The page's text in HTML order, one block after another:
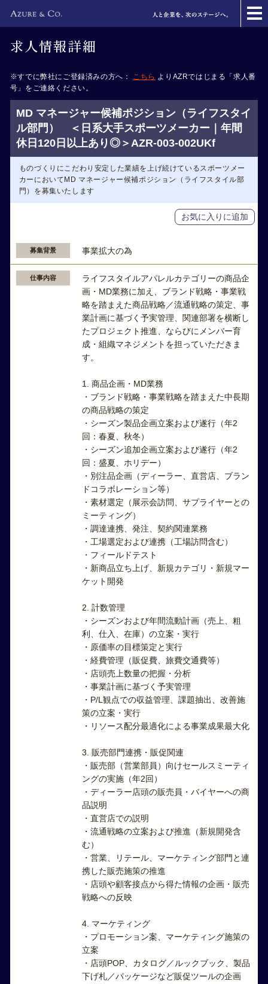
求人情報詳細
※すでに弊社にご登録済みの方へ： こちら よりAZRではじまる「求人番
号」をご連絡ください。
MD マネージャー候補ポジション（ライフスタイ
ル部門） ＜日系大手スポーツメーカー｜年間
休日120日以上あり◎＞AZR-003-002UKf
ものづくりにこだわり安定した業績を上げ続けているスポーツメー
カーにおいてMD マネージャー候補ポジション（ライフスタイル部
門）を募集いたします
お気に入りに追加
募集背景 事業拡大の為
仕事内容
ライフスタイルアパレルカテゴリーの商品企
画・MD業務に加え、ブランド戦略・事業戦
略を踏まえた商品戦略／流通戦略の策定、事
業計画に基づく予実管理、関連部署を横断し
たプロジェクト推進、ならびにメンバー育
成・組織マネジメントを担っていただきま
す。
1. 商品企画・MD業務
・ブランド戦略・事業戦略を踏まえた中長期
の商品戦略の策定
・シーズン製品企画立案および遂行（年2
回：春夏、秋冬）
・シーズン追加企画立案および遂行（年2
回：盛夏、ホリデー）
・別注品企画（ディーラー、直営店、ブラン
ドコラボレーション等）
・素材選定（展示会訪問、サプライヤーとの
ミーティング）
・調達連携、発注、契約関連業務
・工場選定および連携（工場訪問含む）
・フィールドテスト
・新商品立ち上げ、新規カテゴリ・新規マー
ケット開発
2. 計数管理
・シーズンおよび年間流動計画（売上、粗
利、仕入、在庫）の立案・実行
・原価率の目標策定と実行
・経費管理（販促費、旅費交通費等）
・店頭売上数量の把握・分析
・事業計画に基づく予実管理
・P/L観点での収益管理、課題抽出、改善施
策の立案・実行
・リソース配分最適化による事業成果最大化
3. 販売部門連携・販促関連
・販売部（営業部員）向けセールスミーティ
ングの実施（年2回）
・ディーラー店頭の販売員・バイヤーへの商
品説明
・直営店での説明
・流通戦略の立案および推進（新規開発含
む）
・営業、リテール、マーケティング部門と連
携した販売施策の推進
・店頭や顧客接点から得た情報の企画・販売
戦略への反映
4. マーケティング
・プロモーション案、マーケティング施策の
立案
・店頭POP、カタログ／ルックブック、製品
下げ札／パッケージなど販促ツールの企画